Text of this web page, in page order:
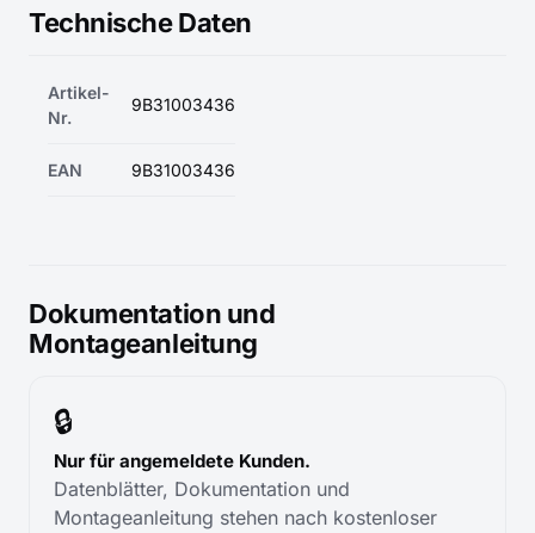
Technische Daten
Artikel-
Nr.
9B31003436
EAN 9B31003436
Dokumentation und
Montageanleitung
🔒
Nur für angemeldete Kunden.
Datenblätter, Dokumentation und
Montageanleitung stehen nach kostenloser